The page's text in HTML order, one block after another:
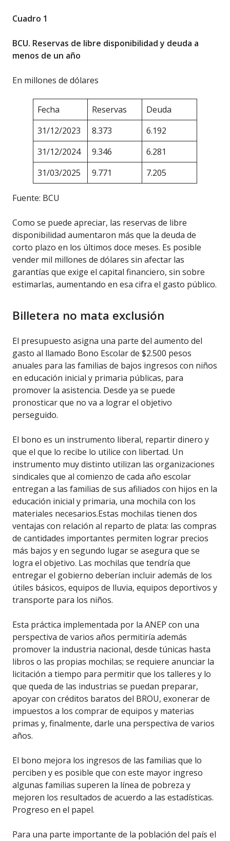
Cuadro 1
BCU. Reservas de libre disponibilidad y deuda a
menos de un año
En millones de dólares
Fecha Reservas
Deuda
31/12/2023
8.373
6.192
31/12/2024
9.346
6.281
31/03/2025
9.771 7.205
Fuente: BCU
Como se puede apreciar, las reservas de libre
disponibilidad aumentaron más que la deuda de
corto plazo en los últimos doce meses. Es posible
vender mil millones de dólares sin afectar las
garantías que exige el capital financiero, sin sobre
estimarlas, aumentando en esa cifra el gasto público.
Billetera no mata exclusión
El presupuesto asigna una parte del aumento del
gasto al llamado Bono Escolar de $2.500 pesos
anuales para las familias de bajos ingresos con niños
en educación inicial y primaria públicas, para
promover la asistencia. Desde ya se puede
pronosticar que no va a lograr el objetivo
perseguido.
El bono es un instrumento liberal, repartir dinero y
que el que lo recibe lo utilice con libertad. Un
instrumento muy distinto utilizan las organizaciones
sindicales que al comienzo de cada año escolar
entregan a las familias de sus afiliados con hijos en la
educación inicial y primaria, una mochila con los
materiales necesarios.Estas mochilas tienen dos
ventajas con relación al reparto de plata: las compras
de cantidades importantes permiten lograr precios
más bajos y en segundo lugar se asegura que se
logra el objetivo. Las mochilas que tendría que
entregar el gobierno deberían incluir además de los
útiles básicos, equipos de lluvia, equipos deportivos y
transporte para los niños.
Esta práctica implementada por la ANEP con una
perspectiva de varios años permitiría además
promover la industria nacional, desde túnicas hasta
libros o las propias mochilas; se requiere anunciar la
licitación a tiempo para permitir que los talleres y lo
que queda de las industrias se puedan preparar,
apoyar con créditos baratos del BROU, exonerar de
impuestos a los comprar de equipos y materias
primas y, finalmente, darle una perspectiva de varios
años.
El bono mejora los ingresos de las familias que lo
perciben y es posible que con este mayor ingreso
algunas familias superen la línea de pobreza y
mejoren los resultados de acuerdo a las estadísticas.
Progreso en el papel.
Para una parte importante de la población del país el